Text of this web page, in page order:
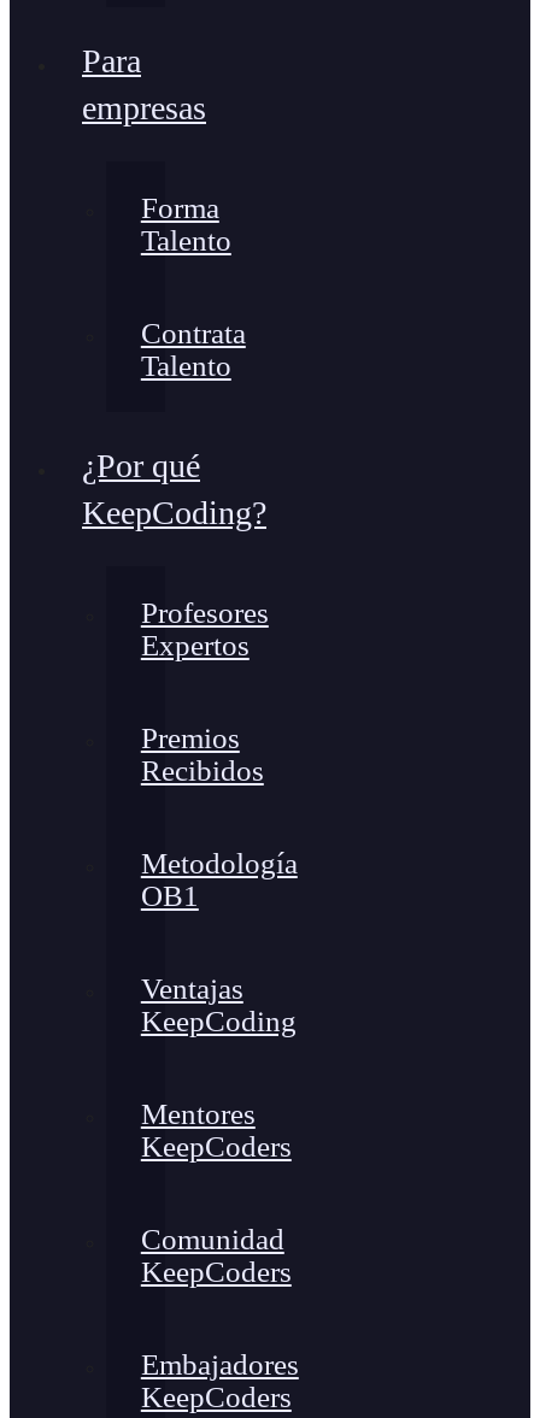
Para
empresas
Forma
Talento
Contrata
Talento
¿Por qué
KeepCoding?
Profesores
Expertos
Premios
Recibidos
Metodología
OB1
Ventajas
KeepCoding
Mentores
KeepCoders
Comunidad
KeepCoders
Embajadores
KeepCoders